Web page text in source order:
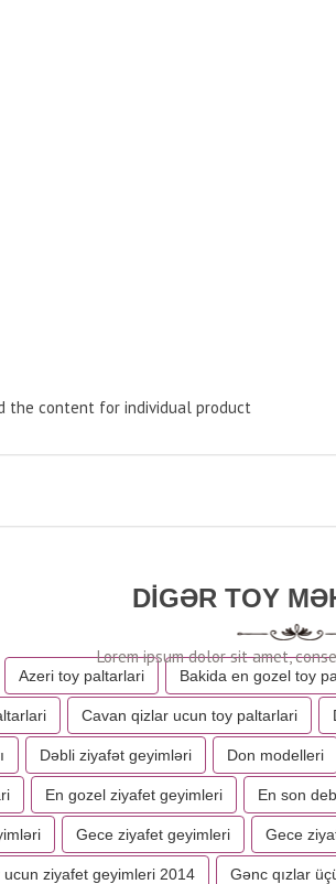
the content for individual product
DIGƏR TOY
Azeri toy paltarlari Bakida en gozel toy
Cavan qizlar ucun toy paltarlari
Dəbli ziyafət geyimləri Don modelleri
En gozel ziyafet geyimleri En son
Gece ziyafet geyimleri Gece
ucun ziyafet geyimleri 2014 Gənc qızlar